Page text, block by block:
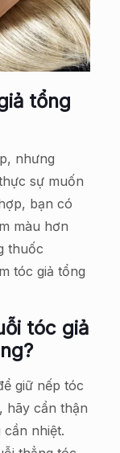
tổng
nhưng
sự muốn
bạn có
màu hơn
thuốc
tóc giả tổng
tóc giả
giữ nếp tóc
hãy cẩn thận
nhiệt.